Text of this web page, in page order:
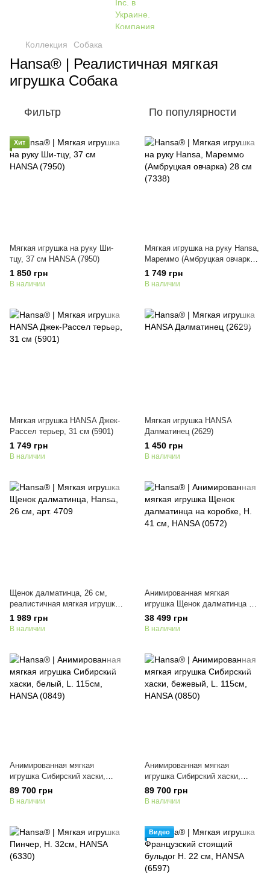
Коллекция Собака
Hansa® | Реалистичная мягкая
игрушка Собака
Фильтр По популярности
Хит
Мягкая игрушка на руку Ши-
тцу, 37 см HANSA (7950)
1 850 грн
В наличии
Мягкая игрушка на руку Hansa,
Мареммо (Амбруцкая овчарка)
28 см (7338)
1 749 грн
В наличии
Мягкая игрушка HANSA Джек-
Рассел терьер, 31 см (5901)
1 749 грн
В наличии
Мягкая игрушка HANSA
Далматинец (2629)
1 450 грн
В наличии
Щенок далматинца, 26 см,
реалистичная мягкая игрушка
Hansa Toys (4709)
1 989 грн
В наличии
Анимированная мягкая
игрушка Щенок далматинца на
коробке, H. 41 см, HANSA
(0572)
38 499 грн
В наличии
Анимированная мягкая
игрушка Сибирский хаски,
белый, L. 115см, HANSA (0849)
89 700 грн
В наличии
Анимированная мягкая
игрушка Сибирский хаски,
бежевый, L. 115см, HANSA
(0850)
89 700 грн
В наличии
Видео